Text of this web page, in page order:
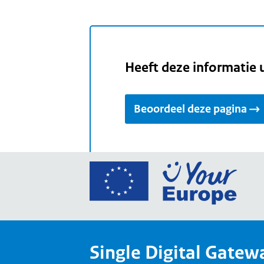
Heeft deze informatie
Beoordeel deze pagina
Ga
Your
Single Digital